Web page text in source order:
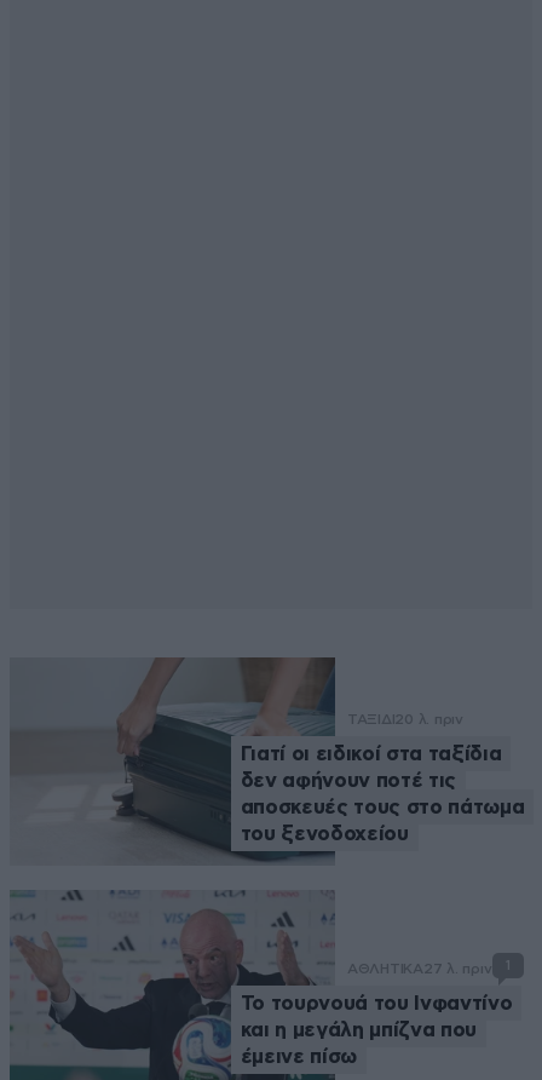
ΤΑΞΙΔΙ20 λ. πριν
Γιατί οι ειδικοί στα ταξίδια
δεν αφήνουν ποτέ τις
αποσκευές τους στο πάτωμα
του ξενοδοχείου
ΑΘΛΗΤΙΚΑ 27 λ. πριν 1
Το τουρνουά του Ινφαντίνο
και η μεγάλη μπίζνα που
έμεινε πίσω